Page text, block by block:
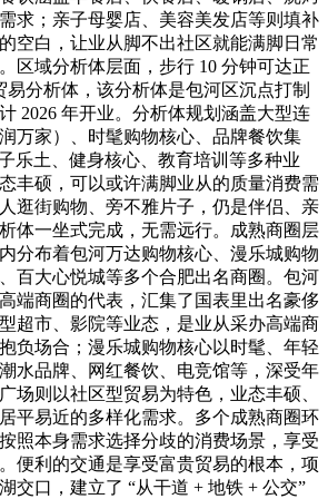
求；亲子母婴店、美容美发店等则填补
空白，让业从脚不出社区就能满脚日常
区域分析体层面，步行 10 分钟可达正
易分析体，该分析体是包河区沉点打制
2026 年开业。分析体规划涵盖大型连
万家）、时髦购物核心、品牌餐饮集
乐土、健身核心、教育培训等多种业
丰硕，可以或许满脚业从的质量消费需
逛街购物、旁不雅片子，仍是伴侣、亲
体一坐式完成，无需远行。成熟商圈层
分布着包河万达购物核心、漫乐城购物
百大心悦城等多个合肥出名商圈。包河
端商圈的代表，汇集了国表里出名豪侈
超市、影院等业态，是业从采办高端商
负场合；漫乐城购物核心以时髦、年轻
水品牌、网红餐饮、电竞馆等，深受年
场则以社区型贸易为特色，业态丰硕、
平易近的多样化需求。多个成熟商圈环
照本身需求选择分歧的消费场景，享受
便利的交通是享受富贵贸易的根本，项
交口，建立了 “从干道 + 地铁 + 公交”